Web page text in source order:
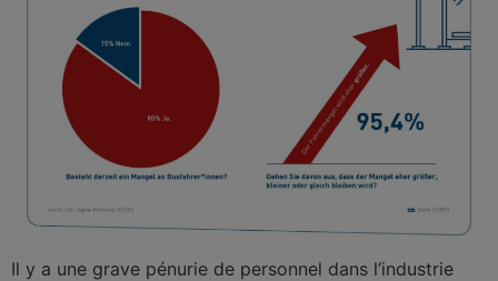
Il y a une grave pénurie de personnel dans l’industrie